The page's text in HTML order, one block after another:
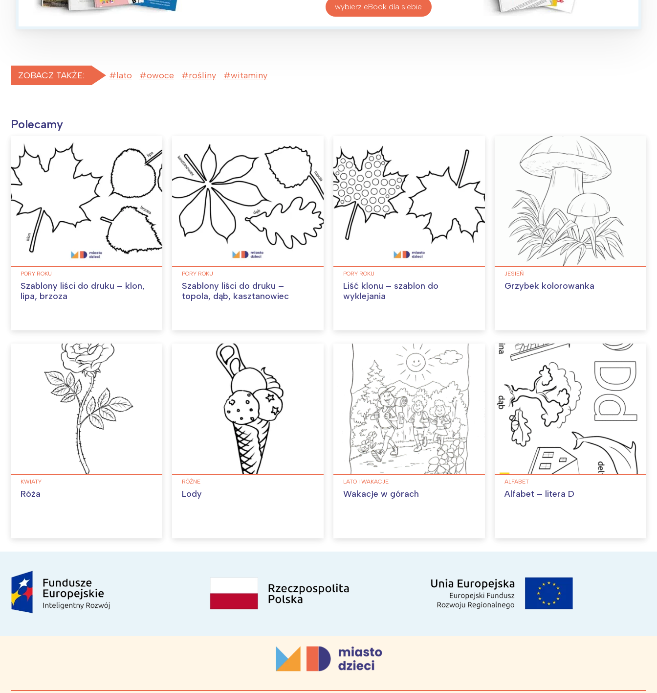
wybierz eBook dla siebie
ZOBACZ TAKŻE: lato owoce rośliny witaminy
Polecamy
PORY ROKU
Szablony liści do druku – klon,
lipa, brzoza
PORY ROKU
Szablony liści do druku –
topola, dąb, kasztanowiec
PORY ROKU
Liść klonu – szablon do
wyklejania
JESIEŃ
Grzybek kolorowanka
KWIATY
Róża
RÓŻNE
Lody
LATO I WAKACJE
Wakacje w górach
ALFABET
Alfabet – litera D